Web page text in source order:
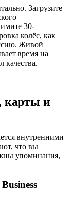
Загрузите
30-
колёс, как
Живой
время на
качества.
карты и
внутренними
что вы
упоминания,